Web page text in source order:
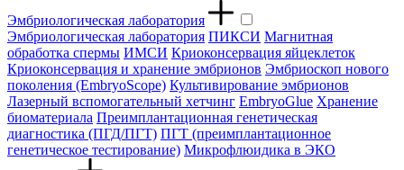
Эмбриологическая лаборатория
Эмбриологическая лаборатория ПИКСИ Магнитная
обработка спермы ИМСИ Криоконсервация яйцеклеток
Криоконсервация и хранение эмбрионов Эмбриоскоп нового
поколения (EmbryoScope) Культивирование эмбрионов
Лазерный вспомогательный хетчинг EmbryoGlue Хранение
биоматериала Преимплантационная генетическая
диагностика (ПГД/ПГТ) ПГТ (преимплантационное
генетическое тестирование) Микрофлюидика в ЭКО